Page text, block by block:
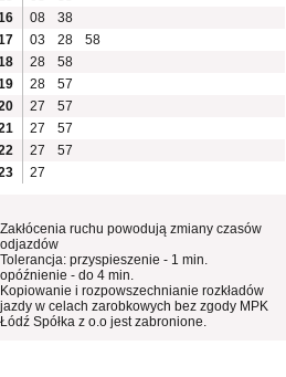
08
38
03 28
58
28
58
28
57
27
57
27
57
27
57
27
Zakłócenia ruchu powodują zmiany czasów
odjazdów
Tolerancja: przyspieszenie - 1 min.
opóźnienie - do 4 min.
Kopiowanie i rozpowszechnianie rozkładów
jazdy w celach zarobkowych bez zgody MPK
Łódź Spółka z o.o jest zabronione.